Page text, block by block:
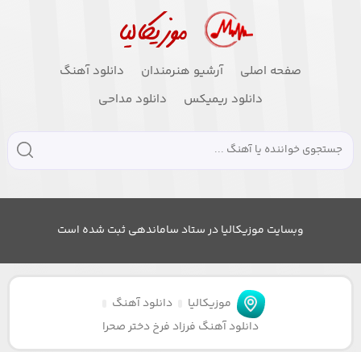
صفحه اصلی آرشیو هنرمندان
دانلود آهنگ
دانلود ریمیکس
دانلود مداحی
وبسایت موزیکالیا در ستاد ساماندهی ثبت شده است
موزیکالیا
دانلود آهنگ
دانلود آهنگ فرزاد فرخ دختر صحرا